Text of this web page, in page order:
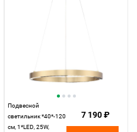
Подвесной
светильник *40*-120
см, 1*LED, 25W,
7 190 ₽